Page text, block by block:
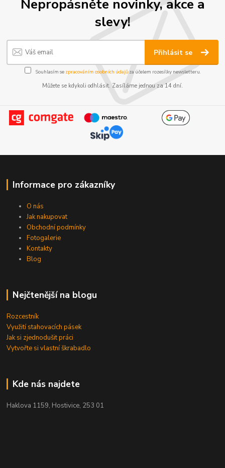
Nepropásněte novinky, akce a
slevy!
Přihlásit se
Souhlasím se zpracováním osobních údajůza účelem rozesílky newsletteru.
Můžete se kdykoli odhlásit. Zasíláme jednou za 14 dní.
Informace pro zákazníky
O nás
Jak nakupovat
Obchodní podmínky
Fotogalerie
Kontakty
Blog
Nejčtenější na blogu
Rozcestník
Využití stahovacích pásek
Jak si zjednodušit práci
Vytvořte si vlastní škrabadlo
Kde nás najdete
Haklova 1159, Hostivice, 253 01